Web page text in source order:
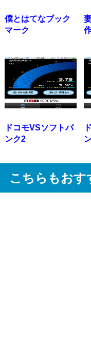
僕とはてなブック
マーク
ドコモVSソフトバ
ンク2
こちらもおす